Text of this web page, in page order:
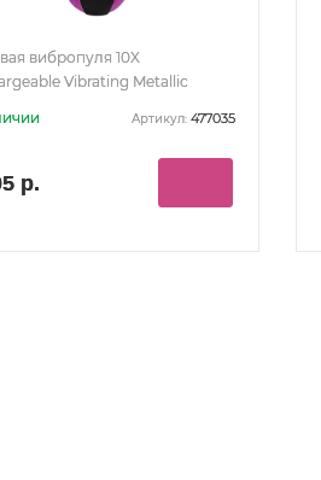
вибропуля 10X
Vibrating Metallic
Артикул: 477035
р.